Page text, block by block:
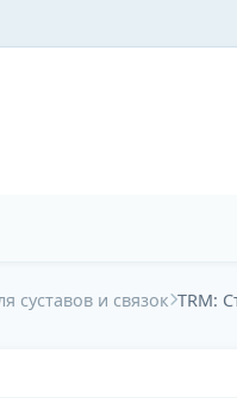
суставов и связок TRM: